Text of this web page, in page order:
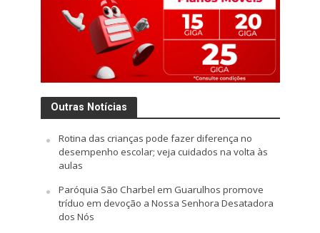
Outras Notícias
Rotina das crianças pode fazer diferença no
desempenho escolar; veja cuidados na volta às
aulas
Paróquia São Charbel em Guarulhos promove
tríduo em devoção a Nossa Senhora Desatadora
dos Nós